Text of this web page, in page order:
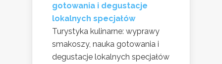
gotowania i degustacje
lokalnych specjałów
Turystyka kulinarne: wyprawy
smakoszy, nauka gotowania i
degustacje lokalnych specjałów